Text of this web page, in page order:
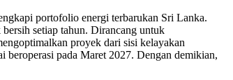
portofolio energi terbarukan Sri Lanka.
setiap tahun. Dirancang untuk
proyek dari sisi kelayakan
pada Maret 2027. Dengan demikian,